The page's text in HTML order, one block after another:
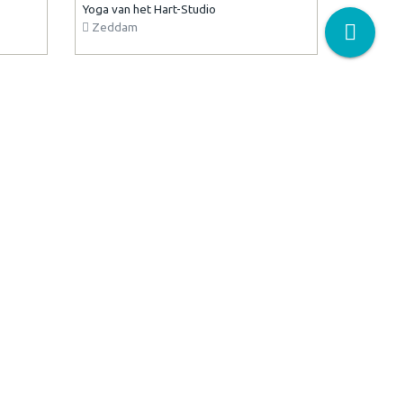
Yoga van het Hart-Studio
Zeddam